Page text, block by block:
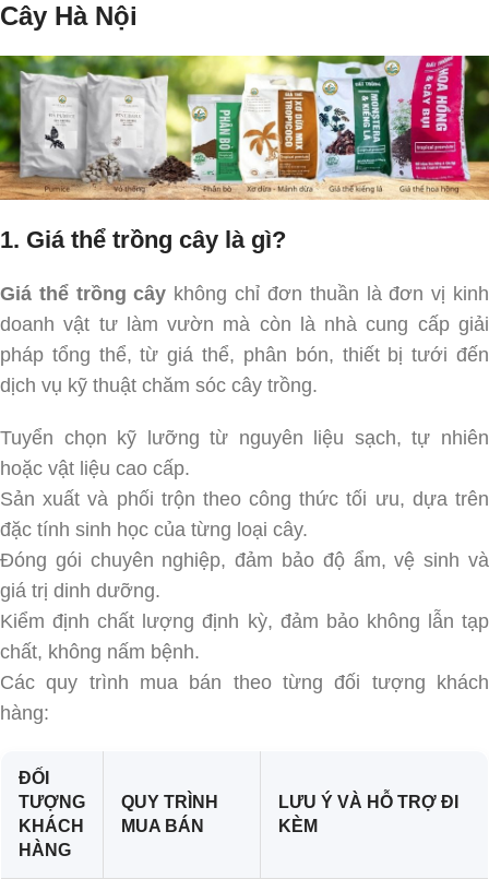
Cây Hà Nội
1. Giá thể trồng cây là gì?
Giá thể trồng cây không chỉ đơn thuần là đơn vị kinh
doanh vật tư làm vườn mà còn là nhà cung cấp giải
pháp tổng thể, từ giá thể, phân bón, thiết bị tưới đến
dịch vụ kỹ thuật chăm sóc cây trồng.
Tuyển chọn kỹ lưỡng từ nguyên liệu sạch, tự nhiên
hoặc vật liệu cao cấp.
Sản xuất và phối trộn theo công thức tối ưu, dựa trên
đặc tính sinh học của từng loại cây.
Đóng gói chuyên nghiệp, đảm bảo độ ẩm, vệ sinh và
giá trị dinh dưỡng.
Kiểm định chất lượng định kỳ, đảm bảo không lẫn tạp
chất, không nấm bệnh.
Các quy trình mua bán theo từng đối tượng khách
hàng:
ĐỐI
TƯỢNG
KHÁCH
HÀNG
QUY TRÌNH
MUA BÁN
LƯU Ý VÀ HỖ TRỢ ĐI
KÈM